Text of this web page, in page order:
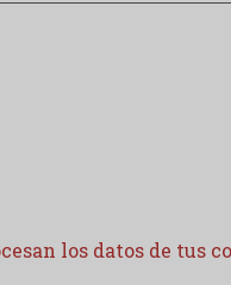
los datos de tus